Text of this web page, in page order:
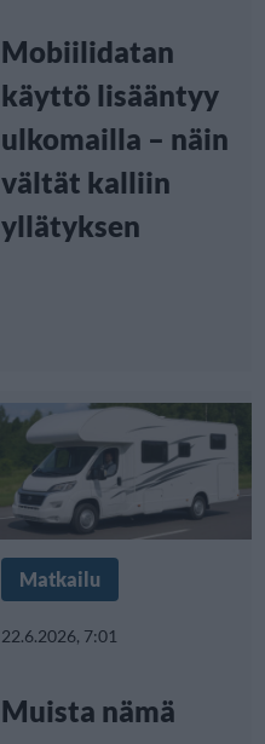
Mobiilidatan
käyttö lisääntyy
ulkomailla – näin
vältät kalliin
yllätyksen
Matkailu
22.6.2026, 7:01
Muista nämä